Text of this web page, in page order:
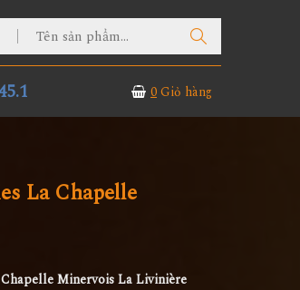
0Giỏ hàng
La Chapelle
Minervois La Livinière